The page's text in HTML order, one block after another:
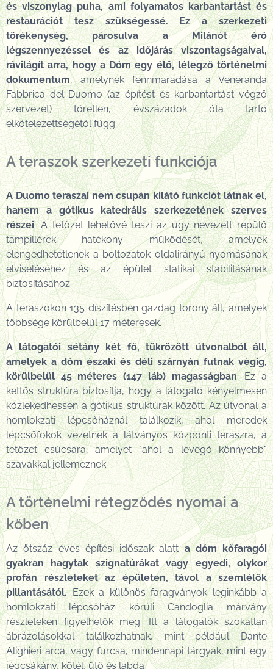
és viszonylag puha, ami folyamatos karbantartást és
restaurációt tesz szükségessé. Ez a szerkezeti
törékenység, párosulva a Milánót érő
légszennyezéssel és az időjárás viszontagságaival,
rávilágít arra, hogy a Dóm egy élő, lélegző történelmi
dokumentum, amelynek fennmaradása a Veneranda
Fabbrica del Duomo (az építést és karbantartást végző
szervezet) töretlen, évszázadok óta tartó
elkötelezettségétől függ.
A teraszok szerkezeti funkciója
A Duomo teraszai nem csupán kilátó funkciót látnak el,
hanem a gótikus katedrális szerkezetének szerves
részei. A tetőzet lehetővé teszi az úgy nevezett repülő
támpillérek hatékony működését, amelyek
elengedhetetlenek a boltozatok oldalirányú nyomásának
elviseléséhez és az épület statikai stabilitásának
biztosításához.
A teraszokon 135 díszítésben gazdag torony áll, amelyek
többsége körülbelül 17 méteresek.
A látogatói sétány két fő, tükrözött útvonalból áll,
amelyek a dóm északi és déli szárnyán futnak végig,
körülbelül 45 méteres (147 láb) magasságban. Ez a
kettős struktúra biztosítja, hogy a látogató kényelmesen
közlekedhessen a gótikus struktúrák között. Az útvonal a
homlokzati lépcsőháznál találkozik, ahol meredek
lépcsőfokok vezetnek a látványos központi teraszra, a
tetőzet csúcsára, amelyet "ahol a levegő könnyebb"
szavakkal jellemeznek.
A történelmi rétegződés nyomai a
kőben
Az ötszáz éves építési időszak alatta dóm kőfaragói
gyakran hagytak szignatúrákat vagy egyedi, olykor
profán részleteket az épületen, távol a szemlélők
pillantásától.Ezek a különös faragványok leginkább a
homlokzati lépcsőház körüli Candoglia márvány
részleteken figyelhetők meg. Itt a látogatók szokatlan
ábrázolásokkal találkozhatnak, mint például Dante
Alighieri arca, vagy furcsa, mindennapi tárgyak, mint egy
jégcsákány, kötél, ütő és labda